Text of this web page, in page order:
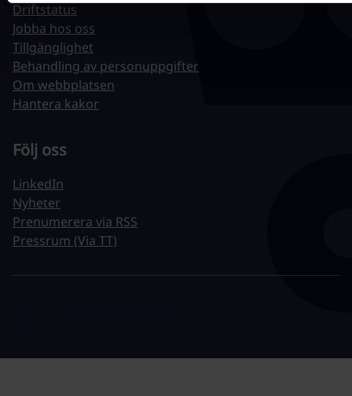
Driftstatus
Jobba hos oss
Tillgänglighet
Behandling av personuppgifter
Om webbplatsen
Hantera kakor
Följ oss
LinkedIn
Nyheter
Prenumerera via RSS
Pressrum (Via TT)